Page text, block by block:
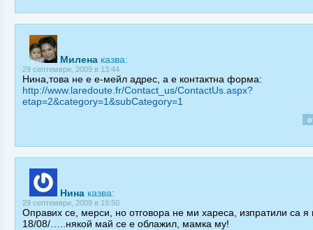
Милена казва:
29 септември, 2009 в 13:44
Нина,това не е е-мейл адрес, а е контактна форма:
http://www.laredoute.fr/Contact_us/ContactUs.aspx?
etap=2&category=1&subCategory=1
Нина казва:
29 септември, 2009 в 19:50
Оправих се, мерси, но отговора не ми хареса, изпратили са я
18/08/…..някой май се е облажил, мамка му!